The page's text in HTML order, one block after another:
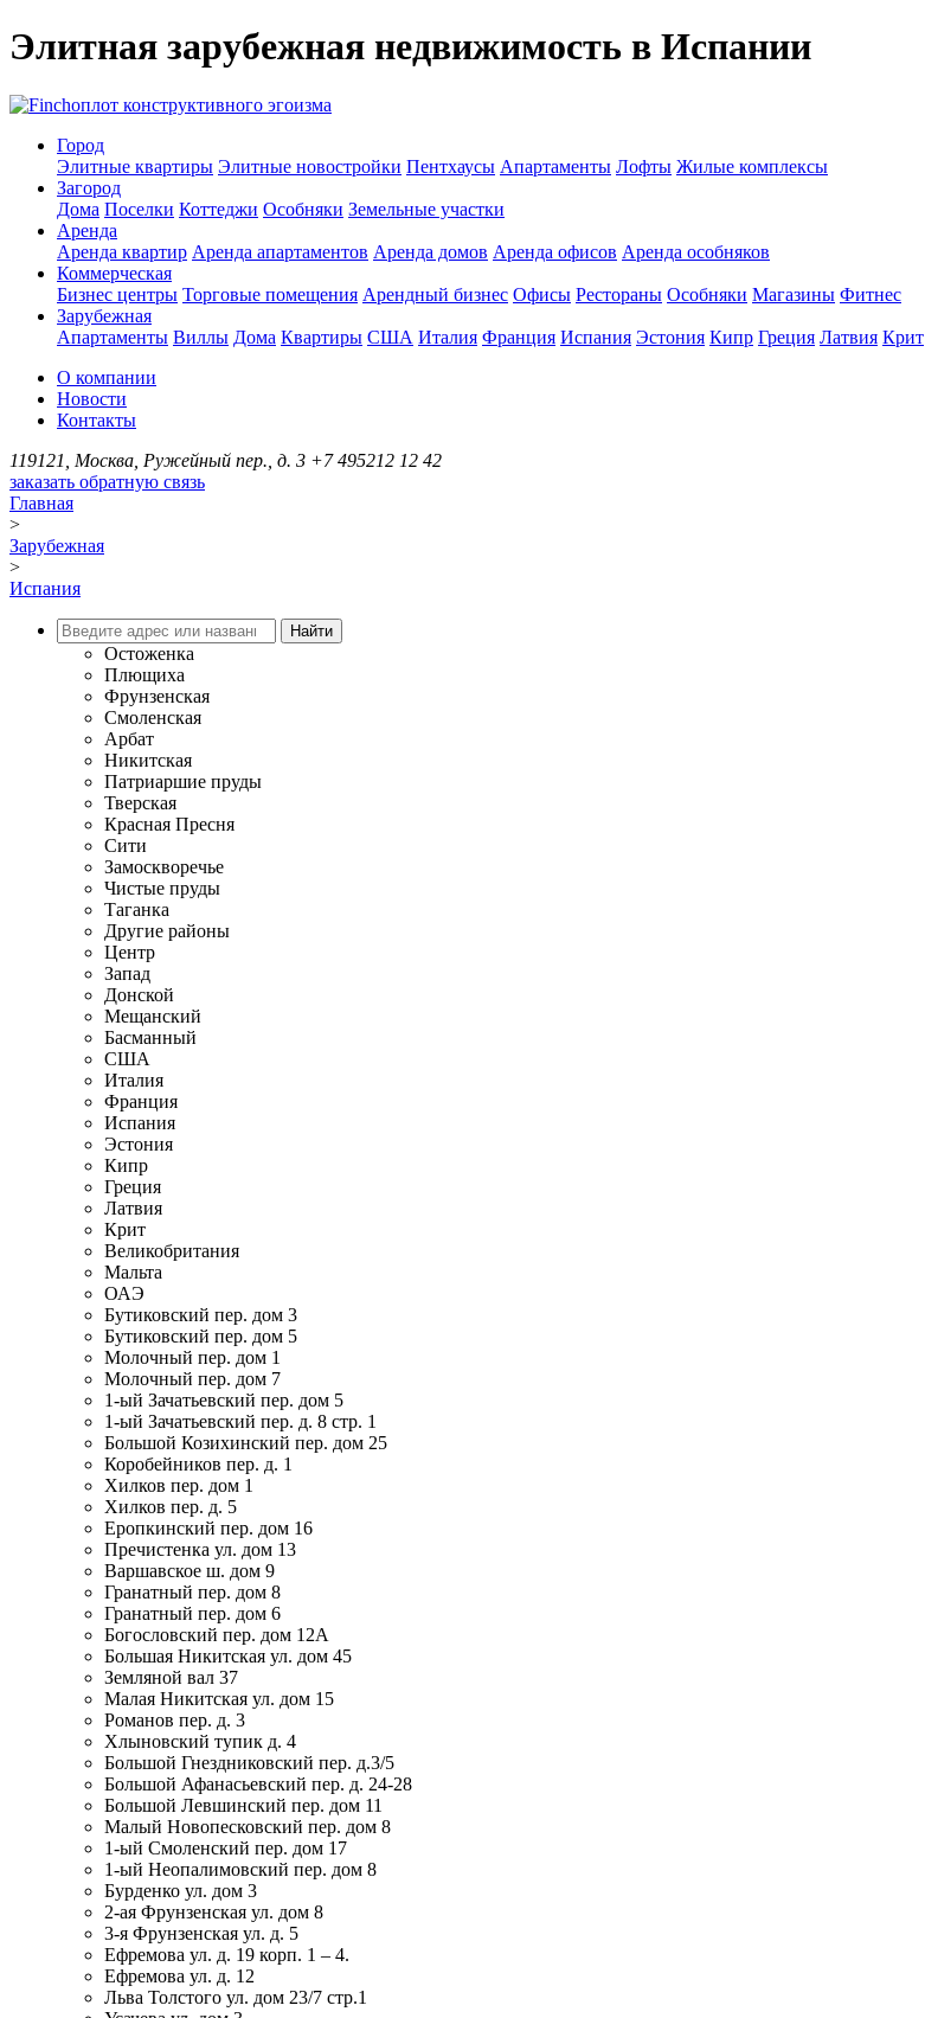
Элитная зарубежная недвижимость в Испании
оплот конструктивного эгоизма
Город
Элитные квартиры Элитные новостройки Пентхаусы Апартаменты Лофты Жилые комплексы
Загород
Дома Поселки Коттеджи Особняки Земельные участки
Аренда
Аренда квартир Аренда апартаментов Аренда домов Аренда офисов Аренда особняков
Коммерческая
Бизнес центры Торговые помещения Арендный бизнес Офисы Рестораны Особняки Магазины Фитнес
Зарубежная
Апартаменты Виллы Дома Квартиры США Италия Франция Испания Эстония Кипр Греция Латвия Крит
О компании
Новости
Контакты
119121, Москва, Ружейный пер., д. 3 +7 495212 12 42
заказать обратную связь
Главная
>
Зарубежная
>
Испания
Остоженка
Плющиха
Фрунзенская
Смоленская
Арбат
Никитская
Патриаршие пруды
Тверская
Красная Пресня
Сити
Замоскворечье
Чистые пруды
Таганка
Другие районы
Центр
Запад
Донской
Мещанский
Басманный
США
Италия
Франция
Испания
Эстония
Кипр
Греция
Латвия
Крит
Великобритания
Мальта
ОАЭ
Бутиковский пер. дом 3
Бутиковский пер. дом 5
Молочный пер. дом 1
Молочный пер. дом 7
1-ый Зачатьевский пер. дом 5
1-ый Зачатьевский пер. д. 8 стр. 1
Большой Козихинский пер. дом 25
Коробейников пер. д. 1
Хилков пер. дом 1
Хилков пер. д. 5
Еропкинский пер. дом 16
Пречистенка ул. дом 13
Варшавское ш. дом 9
Гранатный пер. дом 8
Гранатный пер. дом 6
Богословский пер. дом 12А
Большая Никитская ул. дом 45
Земляной вал 37
Малая Никитская ул. дом 15
Романов пер. д. 3
Хлыновский тупик д. 4
Большой Гнездниковский пер. д.3/5
Большой Афанасьевский пер. д. 24-28
Большой Левшинский пер. дом 11
Малый Новопесковский пер. дом 8
1-ый Смоленский пер. дом 17
1-ый Неопалимовский пер. дом 8
Бурденко ул. дом 3
2-ая Фрунзенская ул. дом 8
3-я Фрунзенская ул. д. 5
Ефремова ул. д. 19 корп. 1 – 4.
Ефремова ул. д. 12
Льва Толстого ул. дом 23/7 стр.1